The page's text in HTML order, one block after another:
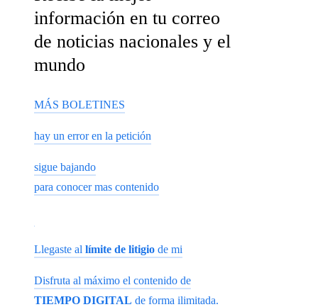
información en tu correo
de noticias nacionales y el
mundo
MÁS BOLETINES
hay un error en la petición
sigue bajando
para conocer mas contenido
Llegaste al límite de litigio de mi
Disfruta al máximo el contenido de
TIEMPO DIGITAL de forma ilimitada.